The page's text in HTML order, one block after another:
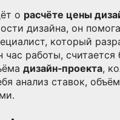
о расчёте цены
дизайна, он
который
час работы,
дизайн‑проекта,
анализ ставок,